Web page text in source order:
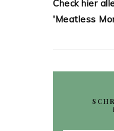
Check hier
'Meatless